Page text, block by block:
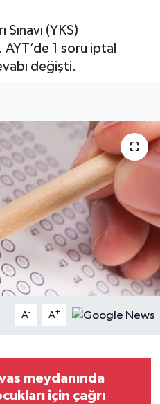
(YKS)
1 soru iptal
değişti.
A- A+
meydanında
için çağrı